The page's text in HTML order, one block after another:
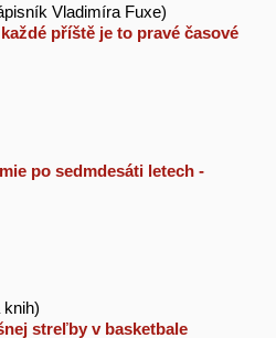
Vladimíra Fuxe)
příště je to pravé časové
po sedmdesáti letech -
knih)
streľby v basketbale